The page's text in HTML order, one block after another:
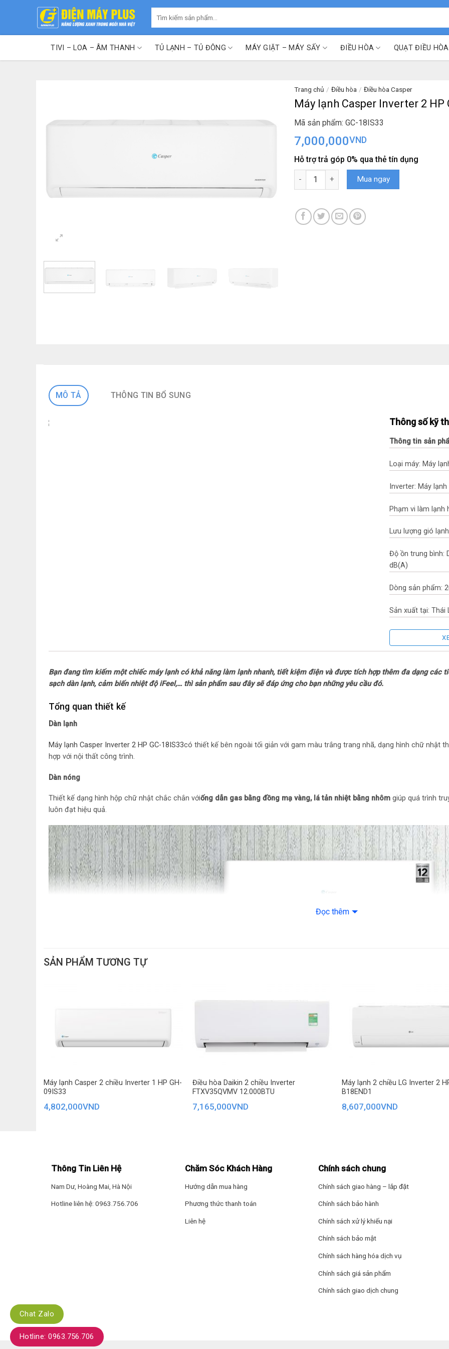
kiếm:
TIVI – LOA – ÂM THANH TỦ LẠNH – TỦ ĐÔNG MÁY GIẶT – MÁY SẤY ĐIỀU HÒA QUẠT ĐIỀU HÒA
Trang chủ / Điều hòa / Điều hòa Casper
Máy lạnh Casper Inverter 2 HP
Mã sản phẩm: GC-18IS33
7,000,000VND
Hỗ trợ trả góp 0% qua thẻ tín dụng
Máy lạnh Casper Inverter 2 HP GC-18IS33 số
Mua ngay
MÔ TẢ THÔNG TIN BỔ SUNG
Thông số kỹ
Thông tin sản
Loại máy: Máy
Inverter: Máy
Phạm vi làm lạnh
Lưu lượng gió
Độ ồn trung bình:
dB(A)
Dòng sản phẩm:
Sản xuất tại: Thái
Thời gian bảo
Chất liệu dàn
Công nghệ làm
Chế độ gió: Điều
Công nghệ làm
Thông số kích
Dày 22.4 cm –
Bạn đang tìm kiếm một chiếc máy lạnh có khả năng làm lạnh nhanh, tiết kiệm điện và được tích hợp thêm đa dạng các
sạch dàn lạnh, cảm biến nhiệt độ iFeel,… thì sản phẩm sau đây sẽ đáp ứng cho bạn những yêu cầu đó.
Tổng quan thiết kế
Dàn lạnh
Máy lạnh Casper Inverter 2 HP GC-18IS33có thiết kế bên ngoài tối giản với gam màu trắng trang nhã, dạng hình chữ nhật
hợp với nội thất công trình.
Dàn nóng
Thiết kế dạng hình hộp chữ nhật chắc chắn vớiống dẫn gas bằng đồng mạ vàng, lá tản nhiệt bằng nhôm giúp quá trình
luôn đạt hiệu quả.
Máy lạnh Caspernày được trang bị chế độ Turbo, khi được kích hoạt máy lạnh sẽ hoạt động với công suất lớn nhằm
Đọc thêm
SẢN PHẨM TƯƠNG TỰ
Máy lạnh Casper 2 chiều Inverter 1 HP GH-
09IS33
4,802,000VND
Điều hòa Daikin 2 chiều Inverter
FTXV35QVMV 12.000BTU
7,165,000VND
Máy lạnh 2 chiều LG Inverter 2
B18END1
8,607,000VND
Thông Tin Liên Hệ
Nam Dư, Hoàng Mai, Hà Nội
Hotline liên hệ: 0963.756.706
Chăm Sóc Khách Hàng
Hướng dẫn mua hàng
Phương thức thanh toán
Liên hệ
Chính sách chung
Chính sách giao hàng – lắp đặt
Chính sách bảo hành
Chính sách xử lý khiếu nại
Chính sách bảo mật
Chính sách hàng hóa dịch vụ
Chính sách giá sản phẩm
Chính sách giao dịch chung
Chat Zalo
Hotline: 0963.756.706